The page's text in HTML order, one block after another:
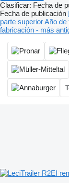
Clasificar: Fecha de
Fecha de publicación
parte superiorAño de
fabricación - más